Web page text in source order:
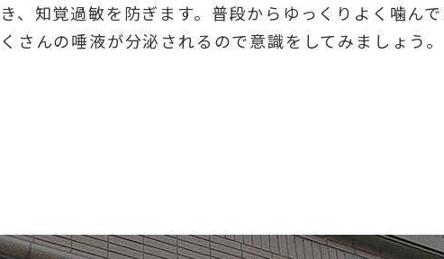
き、知覚過敏を防ぎます。普段からゆっくりよく噛ん
くさんの唾液が分泌されるので意識をしてみましょう。